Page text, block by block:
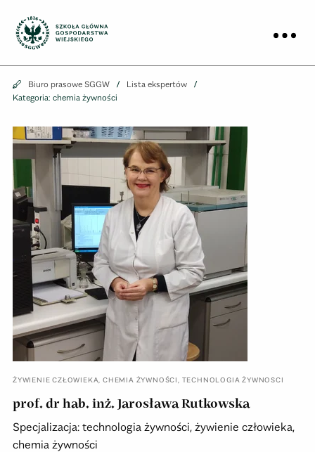
Biuro prasowe
Biuro prasowe
Biuro prasowe SGGW
Lista ekspertów
Kategoria: chemia żywności
ŻYWIENIE CZŁOWIEKA CHEMIA ŻYWNOŚCI TECHNOLOGIA ŻYWNOSCI
prof. dr hab. inż. Jarosława Rutkowska
Specjalizacja: technologia żywności, żywienie człowieka,
chemia żywności